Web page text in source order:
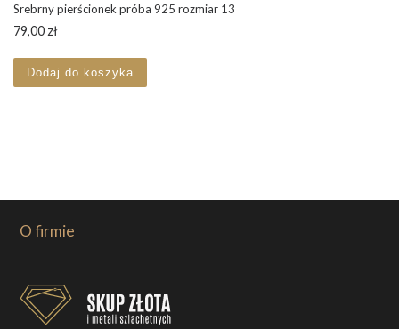
Srebrny pierścionek próba 925 rozmiar 13
79,00 zł
Dodaj do koszyka
O firmie